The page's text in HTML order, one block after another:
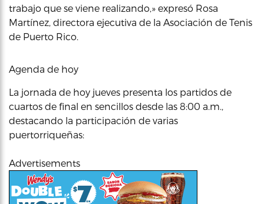
trabajo que se viene realizando,» expresó Rosa
Martínez, directora ejecutiva de la Asociación de Tenis
de Puerto Rico.
Agenda de hoy
La jornada de hoy jueves presenta los partidos de
cuartos de final en sencillos desde las 8:00 a.m.,
destacando la participación de varias
puertorriqueñas:
Advertisements